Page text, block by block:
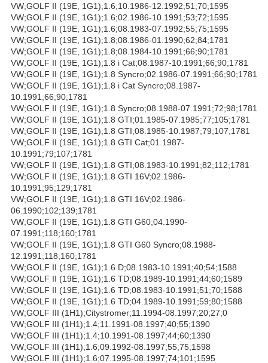
VW;GOLF II (19E, 1G1);1.6;10.1986-12.1992;51;70;1595
VW;GOLF II (19E, 1G1);1.6;02.1986-10.1991;53;72;1595
VW;GOLF II (19E, 1G1);1.6;08.1983-07.1992;55;75;1595
VW;GOLF II (19E, 1G1);1.8;08.1986-01.1990;62;84;1781
VW;GOLF II (19E, 1G1);1.8;08.1984-10.1991;66;90;1781
VW;GOLF II (19E, 1G1);1.8 i Cat;08.1987-10.1991;66;90;1781
VW;GOLF II (19E, 1G1);1.8 Syncro;02.1986-07.1991;66;90;1781
VW;GOLF II (19E, 1G1);1.8 i Cat Syncro;08.1987-
10.1991;66;90;1781
VW;GOLF II (19E, 1G1);1.8 Syncro;08.1988-07.1991;72;98;1781
VW;GOLF II (19E, 1G1);1.8 GTI;01.1985-07.1985;77;105;1781
VW;GOLF II (19E, 1G1);1.8 GTI;08.1985-10.1987;79;107;1781
VW;GOLF II (19E, 1G1);1.8 GTI Cat;01.1987-
10.1991;79;107;1781
VW;GOLF II (19E, 1G1);1.8 GTI;08.1983-10.1991;82;112;1781
VW;GOLF II (19E, 1G1);1.8 GTI 16V;02.1986-
10.1991;95;129;1781
VW;GOLF II (19E, 1G1);1.8 GTI 16V;02.1986-
06.1990;102;139;1781
VW;GOLF II (19E, 1G1);1.8 GTI G60;04.1990-
07.1991;118;160;1781
VW;GOLF II (19E, 1G1);1.8 GTI G60 Syncro;08.1988-
12.1991;118;160;1781
VW;GOLF II (19E, 1G1);1.6 D;08.1983-10.1991;40;54;1588
VW;GOLF II (19E, 1G1);1.6 TD;08.1989-10.1991;44;60;1589
VW;GOLF II (19E, 1G1);1.6 TD;08.1983-10.1991;51;70;1588
VW;GOLF II (19E, 1G1);1.6 TD;04.1989-10.1991;59;80;1588
VW;GOLF III (1H1);Citystromer;11.1994-08.1997;20;27;0
VW;GOLF III (1H1);1.4;11.1991-08.1997;40;55;1390
VW;GOLF III (1H1);1.4;10.1991-08.1997;44;60;1390
VW;GOLF III (1H1);1.6;09.1992-08.1997;55;75;1598
VW;GOLF III (1H1);1.6;07.1995-08.1997;74;101;1595